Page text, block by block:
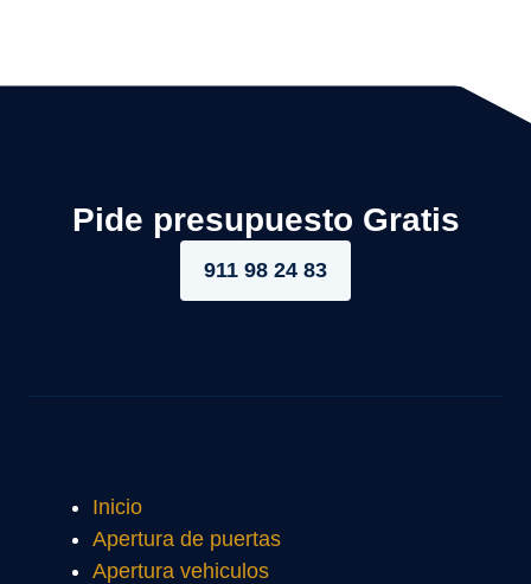
Pide presupuesto Gratis
911 98 24 83
Inicio
Apertura de puertas
Apertura vehiculos